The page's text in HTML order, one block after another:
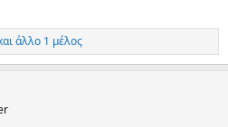
άλλο 1 μέλος